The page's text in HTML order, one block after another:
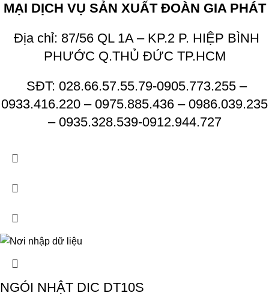
MẠI DỊCH VỤ SẢN XUẤT ĐOÀN GIA PHÁT
Địa chỉ: 87/56 QL 1A – KP.2 P. HIỆP BÌNH
PHƯỚC Q.THỦ ĐỨC TP.HCM
SĐT: 028.66.57.55.79-0905.773.255 –
0933.416.220 – 0975.885.436 – 0986.039.235
– 0935.328.539-0912.944.727
NGÓI NHẬT DIC DT10S